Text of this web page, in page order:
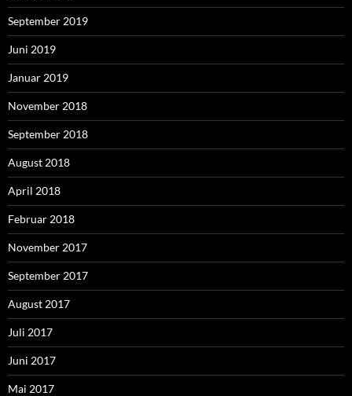
September 2019
Juni 2019
Januar 2019
November 2018
September 2018
August 2018
April 2018
Februar 2018
November 2017
September 2017
August 2017
Juli 2017
Juni 2017
Mai 2017